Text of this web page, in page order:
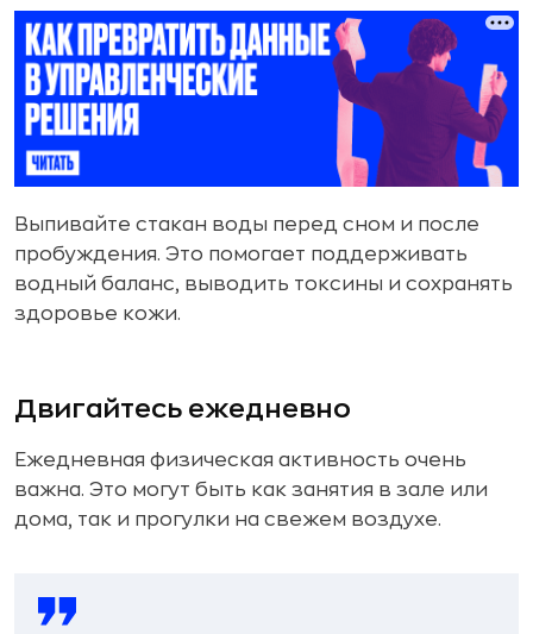
Выпивайте стакан воды перед сном и после
пробуждения. Это помогает поддерживать
водный баланс, выводить токсины и сохранять
здоровье кожи.
Двигайтесь ежедневно
Ежедневная физическая активность очень
важна. Это могут быть как занятия в зале или
дома, так и прогулки на свежем воздухе.